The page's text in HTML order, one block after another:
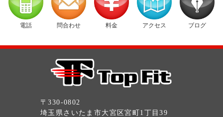
電話 問合わせ 料金 アクセス ブログ
〒330-0802
埼玉県さいたま市大宮区宮町1丁目39